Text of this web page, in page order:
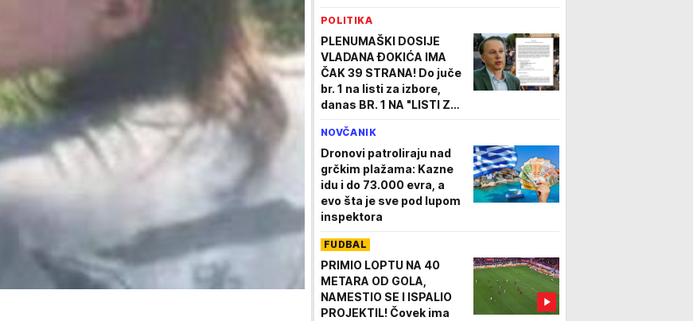
POLITIKA
PLENUMAŠKI DOSIJE
VLADANA ĐOKIĆA IMA
ČAK 39 STRANA! Do juče
br. 1 na listi za izbore,
danas BR. 1 NA "LISTI ZA
NOVČANIK
Dronovi patroliraju nad
grčkim plažama: Kazne
idu i do 73.000 evra, a
evo šta je sve pod lupom
inspektora
FUDBAL
PRIMIO LOPTU NA 40
METARA OD GOLA,
NAMESTIO SE I ISPALIO
PROJEKTIL! Čovek ima